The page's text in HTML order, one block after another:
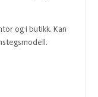
og i butikk. Kan